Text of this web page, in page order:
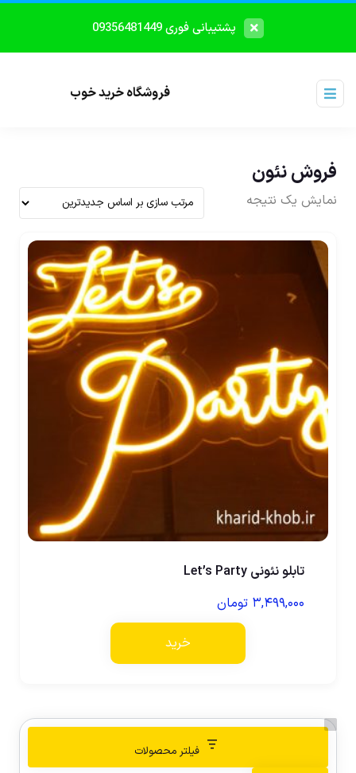
پشتیبانی فوری 09356481449
فروشگاه خرید خوب
فروش نئون
نمایش یک نتیجه
تابلو نئونی Let’s Party
۳,۴۹۹,۰۰۰ تومان
خرید
فیلتر محصولات